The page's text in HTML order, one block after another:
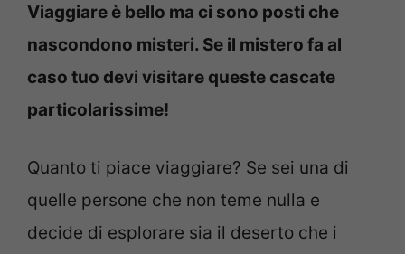
Viaggiare è bello ma ci sono posti che
nascondono misteri. Se il mistero fa al
caso tuo devi visitare queste cascate
particolarissime!
Quanto ti piace viaggiare? Se sei una di
quelle persone che non teme nulla e
decide di esplorare sia il deserto che i